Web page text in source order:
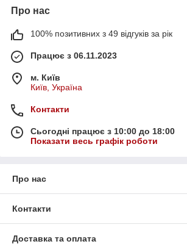
Про нас
100% позитивних з 49 відгуків за рік
Працює з 06.11.2023
м. Київ
Київ, Україна
Контакти
Сьогодні працює з 10:00 до 18:00
Показати весь графік роботи
Про нас
Контакти
Доставка та оплата